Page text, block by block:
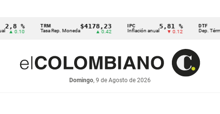
% TRM
Tasa Rep. Moneda
$4178,23
▲ 0.42
IPC
Inflación anual
5,81 %
▼ 0.12
DTF
Dep. Término Fijo
Domingo, 9 de Agosto de 2026